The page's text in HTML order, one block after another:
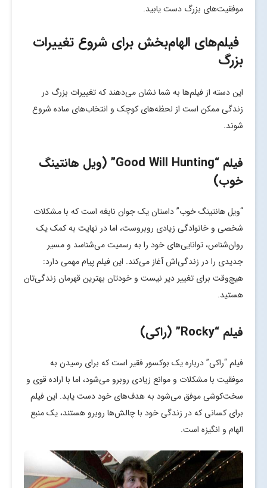
موفقیت‌های بزرگ دست یابید.
فیلم‌های الهام‌بخش برای شروع تغییرات
بزرگ
این دسته از فیلم‌ها به شما نشان می‌دهند که تغییرات بزرگ در
زندگی ممکن است از لحظه‌های کوچک و انتخاب‌های ساده شروع
شوند.
فیلم “Good Will Hunting” (ویل هانتینگ
خوب)
“ویل هانتینگ خوب” داستان یک جوان نابغه است که با مشکلات
شخصی و خانوادگی زیادی روبروست، اما در نهایت به کمک یک
روان‌شناس، توانایی‌های خود را به رسمیت می‌شناسد و مسیر
جدیدی را در زندگی‌اش آغاز می‌کند. این فیلم پیام مهمی دارد:
هیچ‌وقت برای تغییر دیر نیست و خودتان بهترین قهرمان زندگی‌تان
هستید.
فیلم “Rocky” (راکی)
فیلم “راکی” درباره یک بوکسور فقیر است که برای رسیدن به
موفقیت با مشکلات و موانع زیادی روبرو می‌شود، اما با اراده قوی و
سخت‌کوشی موفق می‌شود به هدف‌های خود دست یابد. این فیلم
برای کسانی که در زندگی خود با چالش‌ها روبرو هستند، یک منبع
الهام و انگیزه است.